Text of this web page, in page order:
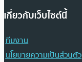
เกี่ยวกับเว็บไซต์นี้
ทีมงาน
นโยบายความเป็นส่วนตัว